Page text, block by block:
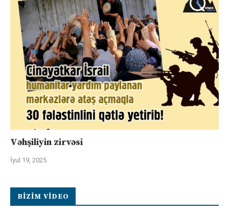
Vəhşiliyin zirvəsi
İyul 19, 2025
BIZIM VIDEO